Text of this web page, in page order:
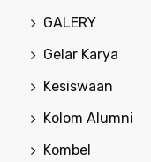
GALERY
Gelar Karya
Kesiswaan
Kolom Alumni
Kombel